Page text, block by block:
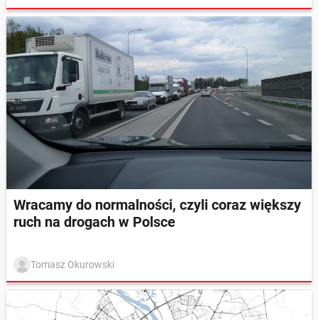
Wracamy do normalności, czyli coraz większy
ruch na drogach w Polsce
Tomasz Okurowski